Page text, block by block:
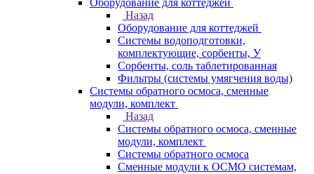
Оборудование для коттеджей
Назад
Оборудование для коттеджей
Системы водоподготовки,
комплектующие, сорбенты, У
Сорбенты, соль таблетированная
Фильтры (системы умягчения воды)
Системы обратного осмоса, сменные
модули, комплект
Назад
Системы обратного осмоса, сменные
модули, комплект
Системы обратного осмоса
Сменные модули к ОСМО системам,